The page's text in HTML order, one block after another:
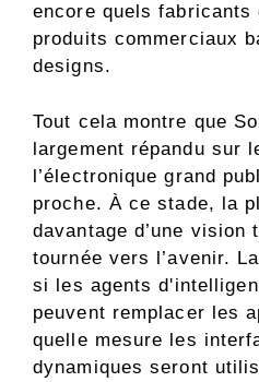
encore quels fabricants
produits commerciaux
designs.
Tout cela montre que
largement répandu sur
l’électronique grand
proche. À ce stade, la
davantage d’une vision
tournée vers l’avenir.
si les agents
peuvent remplacer les
quelle mesure les
dynamiques seront